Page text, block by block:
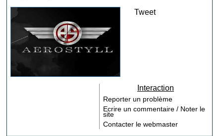
Tweet
Interaction
Reporter un problème
Ecrire un commentaire / Noter le
site
Contacter le webmaster